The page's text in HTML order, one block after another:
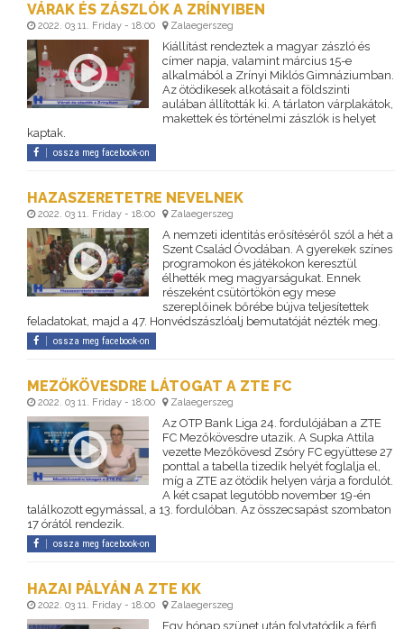
VÁRAK ÉS ZÁSZLÓK A ZRÍNYIBEN
2022. 03 11. Friday - 18:00 Zalaegerszeg
Kiállítást rendeztek a magyar zászló és
címer napja, valamint március 15-e
alkalmából a Zrínyi Miklós Gimnáziumban.
Az ötödikesek alkotásait a földszinti
aulában állították ki. A tárlaton várplakátok,
makettek és történelmi zászlók is helyet
kaptak.
ossza meg facebook-on
HAZASZERETETRE NEVELNEK
2022. 03 11. Friday - 18:00 Zalaegerszeg
A nemzeti identitás erősítéséről szól a hét a
Szent Család Óvodában. A gyerekek színes
programokon és játékokon keresztül
élhették meg magyarságukat. Ennek
részeként csütörtökön egy mese
szereplőinek bőrébe bújva teljesítettek
feladatokat, majd a 47. Honvédszászlóalj bemutatóját nézték meg.
ossza meg facebook-on
MEZŐKÖVESDRE LÁTOGAT A ZTE FC
2022. 03 11. Friday - 18:00 Zalaegerszeg
Az OTP Bank Liga 24. fordulójában a ZTE
FC Mezőkövesdre utazik. A Supka Attila
vezette Mezőkövesd Zsóry FC együttese 27
ponttal a tabella tizedik helyét foglalja el,
míg a ZTE az ötödik helyen várja a fordulót.
A két csapat legutóbb november 19-én
találkozott egymással, a 13. fordulóban. Az összecsapást szombaton
17 órától rendezik.
ossza meg facebook-on
HAZAI PÁLYÁN A ZTE KK
2022. 03 11. Friday - 18:00 Zalaegerszeg
Egy hónap szünet után folytatódik a férfi